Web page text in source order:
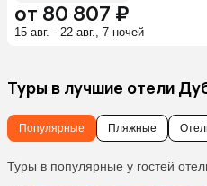
от 80 807 ₽
15 авг. - 22 авг., 7 ночей
Туры в лучшие отели
Популярные Пляжные
Туры в популярные у гостей